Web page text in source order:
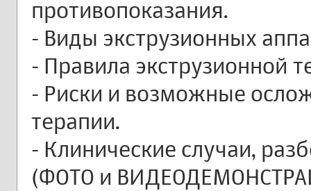
противопоказания.
- Виды экструзионных
- Правила экструзионной
- Риски и возможные
терапии.
- Клинические случаи,
(ФОТО и